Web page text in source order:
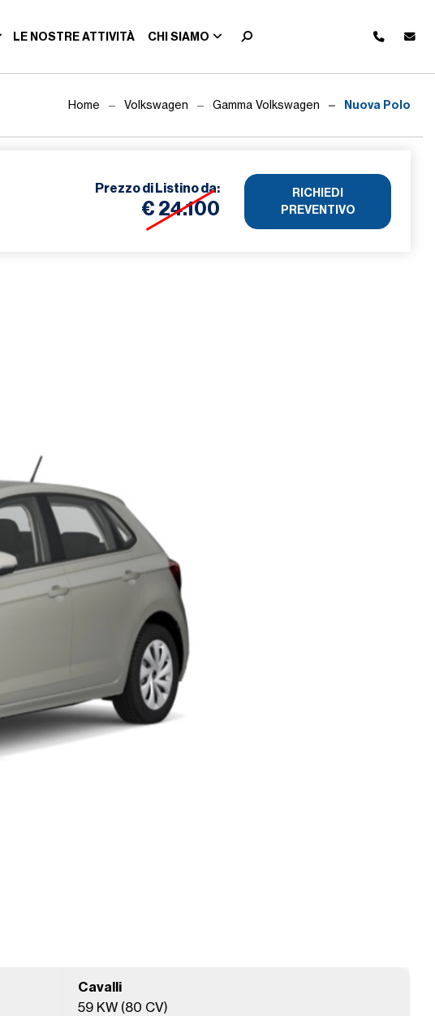
LE NOSTRE ATTIVITÀ CHI SIAMO
Home Volkswagen Gamma Volkswagen Nuova Polo
Prezzo di Listino da:
€ 24.100
RICHIEDI
PREVENTIVO
Cavalli
59 KW (80 CV)